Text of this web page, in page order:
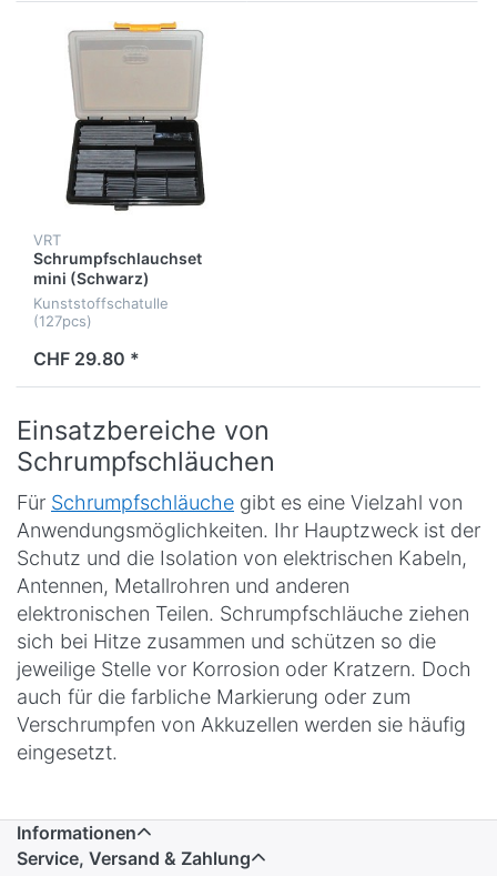
VRT
Schrumpfschlauchset
mini (Schwarz)
Kunststoffschatulle
(127pcs)
CHF 29.80 *
Einsatzbereiche von
Schrumpfschläuchen
Für Schrumpfschläuche gibt es eine Vielzahl von
Anwendungsmöglichkeiten. Ihr Hauptzweck ist der
Schutz und die Isolation von elektrischen Kabeln,
Antennen, Metallrohren und anderen
elektronischen Teilen. Schrumpfschläuche ziehen
sich bei Hitze zusammen und schützen so die
jeweilige Stelle vor Korrosion oder Kratzern. Doch
auch für die farbliche Markierung oder zum
Verschrumpfen von Akkuzellen werden sie häufig
eingesetzt.
Informationen
Service, Versand & Zahlung